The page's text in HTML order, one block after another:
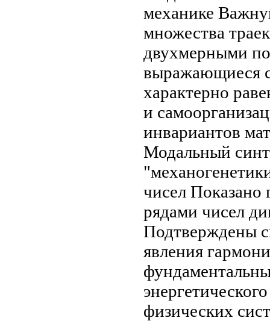
механике
множества
двухмерными
выражающиеся
характерно
и
инвариантов
Модальный
чисел Показано
рядами чисел
Подтверждены
явления
физических